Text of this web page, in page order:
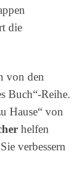
die
von den
Buch“-Reihe.
Hause“ von
helfen
verbessern